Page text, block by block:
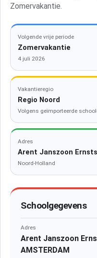
Zomervakantie.
Volgende vrije periode
Zomervakantie
4 juli 2026
Vakantieregio
Regio Noord
Volgens geïmporteerde
Adres
Arent Janszoon
Noord-Holland
Schoolgegevens
Adres
Arent Janszoon
AMSTERDAM